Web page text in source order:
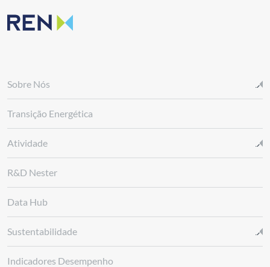
Sobre Nós
Transição Energética
Atividade
R&D Nester
Data Hub
Sustentabilidade
Indicadores Desempenho